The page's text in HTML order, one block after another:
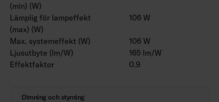
(min) (W)
Lämplig för lampeffekt
(max) (W)
106 W
Max. systemeffekt (W)
106 W
Ljusutbyte (lm/W)
165 lm/W
Effektfaktor
0.9
Dimning och styrning